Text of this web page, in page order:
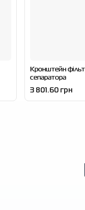
Кронштейн
сепаратора
3 801.60 грн